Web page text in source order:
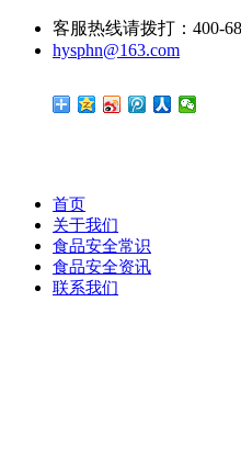
客服热线请拨打：400-
hysphn@163.com
首页
关于我们
食品安全常识
食品安全资讯
联系我们